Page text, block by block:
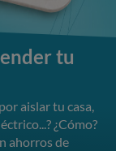
tu
aislar tu casa,
¿Cómo?
ahorros de